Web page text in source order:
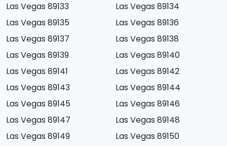
Las Vegas 89133
Las Vegas 89134
Las Vegas 89135
Las Vegas 89136
Las Vegas 89137
Las Vegas 89138
Las Vegas 89139
Las Vegas 89140
Las Vegas 89141
Las Vegas 89142
Las Vegas 89143
Las Vegas 89144
Las Vegas 89145
Las Vegas 89146
Las Vegas 89147
Las Vegas 89148
Las Vegas 89149
Las Vegas 89150